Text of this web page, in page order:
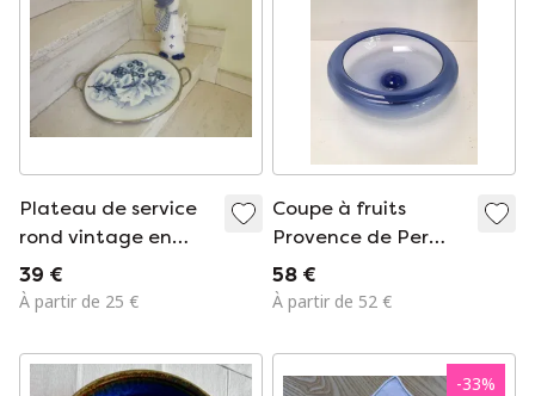
Plateau de service
rond vintage en
céramique et métal,
probablement
néerlandaise.
39 €
À partir de 25 €
Coupe à fruits
Provence de Per
Lutken pour
Holmegaard
58 €
À partir de 52 €
-33%